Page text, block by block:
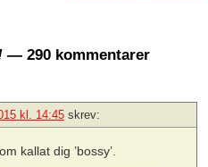
— 290 kommentarer
kl. 14:45 skrev:
kallat dig ’bossy’.